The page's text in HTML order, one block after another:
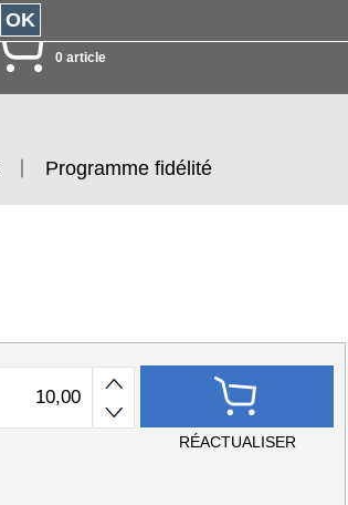
0 article
Programme fidélité
RÉACTUALISER
OK